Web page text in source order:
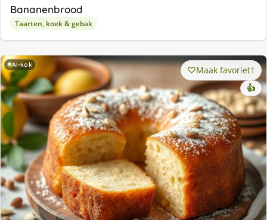
Bananenbrood
Taarten, koek & gebak
AI-kok Maak favoriet1
👍